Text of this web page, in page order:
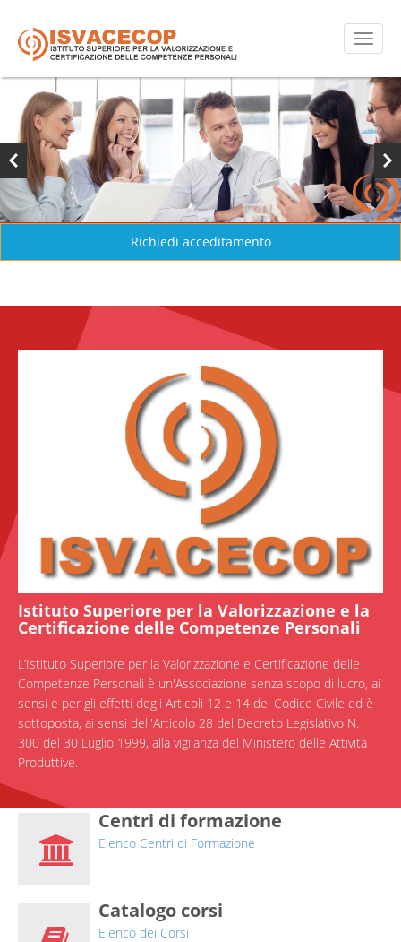
Richiedi acceditamento
Istituto Superiore per la Valorizzazione e la
Certificazione delle Competenze Personali
L’Istituto Superiore per la Valorizzazione e Certificazione delle
Competenze Personali è un'Associazione senza scopo di lucro, ai
sensi e per gli effetti degli Articoli 12 e 14 del Codice Civile ed è
sottoposta, ai sensi dell'Articolo 28 del Decreto Legislativo N.
300 del 30 Luglio 1999, alla vigilanza del Ministero delle Attività
Produttive.
Centri di formazione
Elenco Centri di Formazione
Catalogo corsi
Elenco dei Corsi